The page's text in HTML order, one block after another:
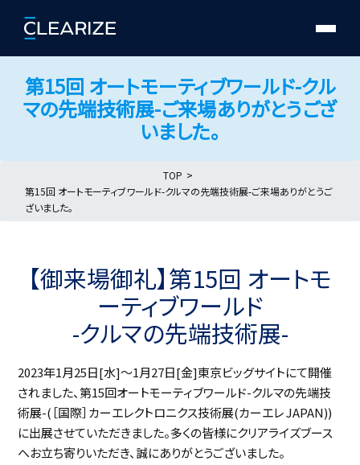
第15回 オートモーティブワールド-クル
マの先端技術展-ご来場ありがとうござ
いました。
TOP
第15回 オートモーティブワールド-クルマの先端技術展-ご来場ありがとうご
ざいました。
【御来場御礼】第15回 オートモ
ーティブワールド
-クルマの先端技術展-
2023年1月25日[水]～1月27日[金]東京ビッグサイトにて開催
されました、第15回オートモーティブワールド-クルマの先端技
術展-(［国際］カーエレクトロニクス技術展(カーエレ JAPAN))
に出展させていただきました。多くの皆様にクリアライズブース
へお立ち寄りいただき、誠にありがとうございました。